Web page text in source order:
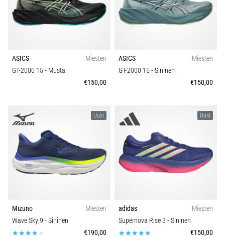
ASICS
Miesten
GT-2000 15- Musta
€150,00
ASICS
Miesten
GT-2000 15- Sininen
€150,00
Uusi
Mizuno
Miesten
Wave Sky 9 - Sininen
€190,00
Uusi
adidas
Miesten
Supernova Rise 3 - Sininen
€150,00